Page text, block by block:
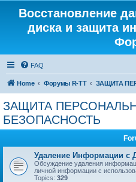
Восстановление
диска и защита
FAQ
Home Форумы R-TT
ЗАЩИТА
БЕЗОПАСНОСТЬ
Удаление Информации с
Обсуждение удаления
личной информации с
Topics: 329